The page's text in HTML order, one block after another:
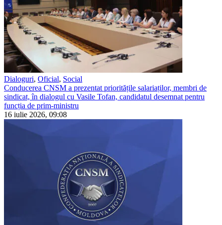
Dialoguri, Oficial, Social
Conducerea CNSM a prezentat prioritățile salariaților, membri de
sindicat, în dialogul cu Vasile Tofan, candidatul desemnat pentru
funcția de prim-ministru
16 iulie 2026, 09:08